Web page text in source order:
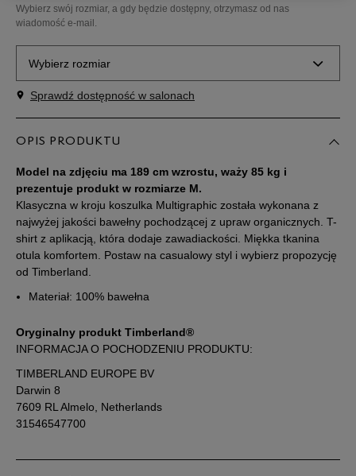
Wybierz swój rozmiar, a gdy będzie dostępny, otrzymasz od nas
wiadomość e-mail.
Wybierz rozmiar
Powiadom o
dostępności
Powiadom o
dostępności
XXL
Powiadom o
dostępności
Sprawdź dostępność w salonach
OPIS PRODUKTU
Model na zdjęciu ma 189 cm wzrostu, waży 85 kg i
prezentuje produkt w rozmiarze M.
Klasyczna w kroju koszulka Multigraphic została wykonana z
najwyżej jakości bawełny pochodzącej z upraw organicznych. T-
shirt z aplikacją, która dodaje zawadiackości. Miękka tkanina
otula komfortem. Postaw na casualowy styl i wybierz propozycję
od Timberland.
Materiał: 100% bawełna
Oryginalny produkt Timberland®
INFORMACJA O POCHODZENIU PRODUKTU:
TIMBERLAND EUROPE BV
Darwin 8
7609 RL Almelo, Netherlands
31546547700